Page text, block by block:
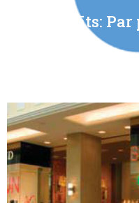
Aizsargāts: Par